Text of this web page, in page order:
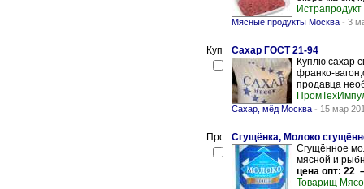
Истрапродукт
Мясные продукты Москва - 3
Сахар ГОСТ 21-94
Куплю сахар
франко-
продавца
Сахар, мёд Москва - 15 мар
Сгущёнка, Молоко
Сгущённое
мясной и
цена опт: 22
Товарищ